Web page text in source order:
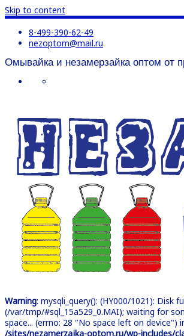
Skip to content
8-499-390-62-49
nezoptom@mail.ru
Омывайка и незамерзайка оптом от
Warning: mysqli_query(): (HY000/1021): Disk
(/var/tmp/#sql_15a529_0.MAI); waiting for
space... (errno: 28 "No space left on device")
/sites/nezamerzajka-optom.ru/wp-includes/